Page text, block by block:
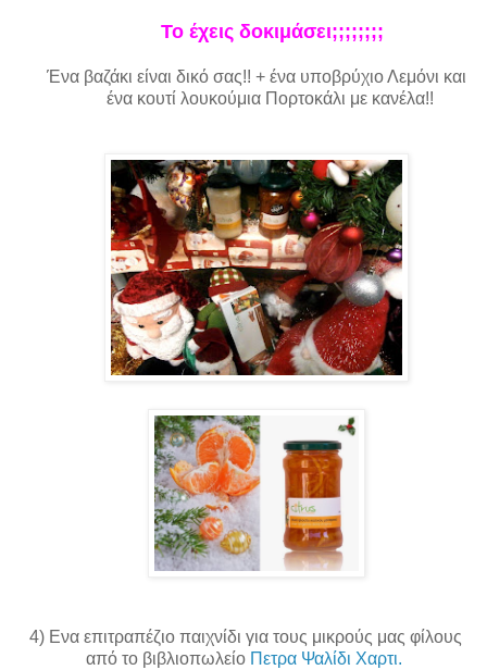
Το έχεις δοκιμάσει;;;;;;;;
Ένα βαζάκι είναι δικό σας!! + ένα υποβρύχιο Λεμόνι και
ένα κουτί λουκούμια Πορτοκάλι με κανέλα!!
4) Ενα επιτραπέζιο παιχνίδι για τους μικρούς μας φίλους
από το βιβλιοπωλείο Πετρα Ψαλίδι Χαρτι.